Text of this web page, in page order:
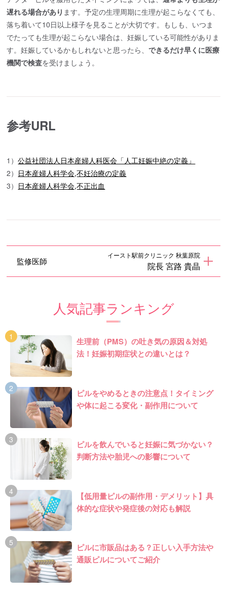
遅れる場合があり ます。予定の生理周期に生理が起こらなくても、
落ち着いて10日以上様子を見ることが大切です。もしも、いつま
でたっても生理が起こらない場合は、妊娠している可能性がありま
す。妊娠しているかもしれないと思ったら、できるだけ早くに医療
機関で検査を受けましょう。
参考URL
1）公益社団法人日本産婦人科医会「人工妊娠中絶の定義」
2） 日本産婦人科学会,不妊治療の定義
3） 日本産婦人科学会,不正出血
監修医師
イースト駅前クリニック 秋葉原院
院長 宮路 貴晶
人気記事ランキング
生理前（PMS）の吐き気の原因＆対処
法！妊娠初期症状との違いとは？
ピルをやめるときの注意点！タイミング
や体に起こる変化・副作用について
ピルを飲んでいると妊娠に気づかない？
判断方法や胎児への影響について
【低用量ピルの副作用・デメリット】具
体的な症状や発症後の対応も解説
ピルに市販品はある？正しい入手方法や
通販ピルについてご紹介